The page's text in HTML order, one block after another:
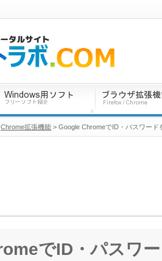
でID・パスワ
Chrome拡張機能 > Google ChromeでID・パスワー